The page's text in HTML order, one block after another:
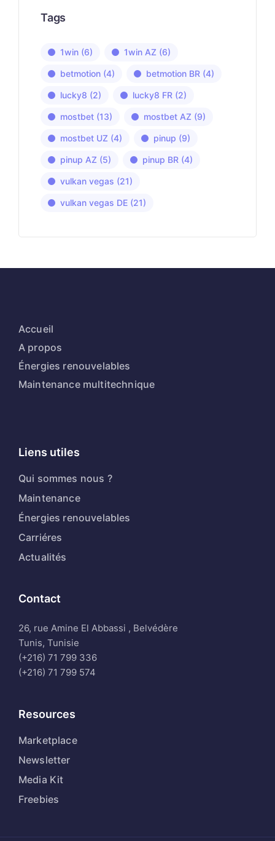
Tags
1win (6) 1win AZ (6)
betmotion (4) betmotion BR (4)
lucky8 (2) lucky8 FR (2)
mostbet (13) mostbet AZ (9)
mostbet UZ (4) pinup (9)
pinup AZ (5) pinup BR (4)
vulkan vegas (21)
vulkan vegas DE (21)
Accueil
A propos
Énergies renouvelables
Maintenance multitechnique
Liens utiles
Qui sommes nous ?
Maintenance
Énergies renouvelables
Carriéres
Actualités
Contact
26, rue Amine El Abbassi , Belvédère
Tunis, Tunisie
(+216) 71 799 336
(+216) 71 799 574
Resources
Marketplace
Newsletter
Media Kit
Freebies